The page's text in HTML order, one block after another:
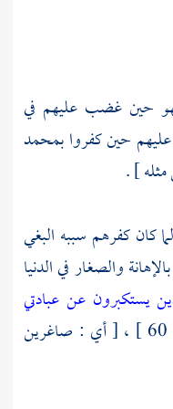
حين غضب عليهم في
حين كفروابمحمد
مثله ] .
كان كفرهم سببه البغي
والصغار في الدنيا
يستكبرون عن عبادتي
) [ غافر : 60 ] ، [ أي : صاغرين